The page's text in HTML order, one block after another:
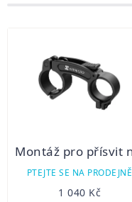
produktů
PTEJTE SE NA PRODEJNĚ
1 040 Kč